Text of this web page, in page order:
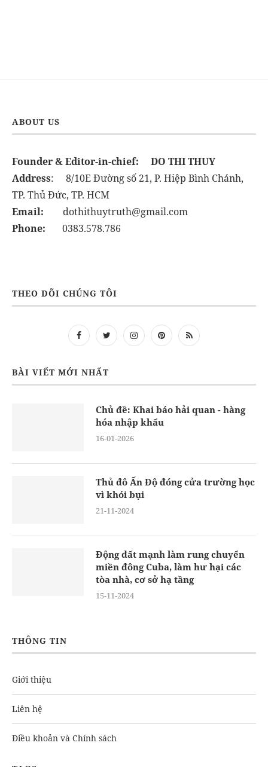
ABOUT US
Founder & Editor-in-chief:
DO THI THUY
Address: 8/10E Đường số 21, P. Hiệp Bình Chánh,
TP. Thủ Đức, TP. HCM
Email: dothithuytruth@gmail.com
Phone: 0383.578.786
THEO DÕI CHÚNG TÔI
BÀI VIẾT MỚI NHẤT
Chủ đề: Khai báo hải quan - hàng
hóa nhập khẩu
16-01-2026
Thủ đô Ấn Độ đóng cửa trường học
vì khói bụi
21-11-2024
Động đất mạnh làm rung chuyển
miền đông Cuba, làm hư hại các
tòa nhà, cơ sở hạ tầng
15-11-2024
THÔNG TIN
Giới thiệu
Liên hệ
Điều khoản và Chính sách